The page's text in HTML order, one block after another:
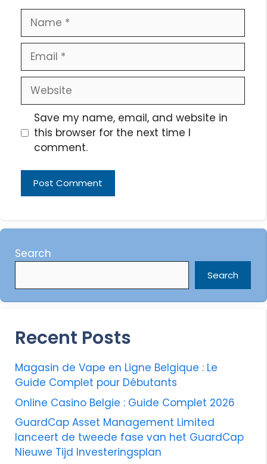
Name
Email
Website
Save my name, email, and website in
this browser for the next time I
comment.
Search
Search
Recent Posts
Magasin de Vape en Ligne Belgique : Le
Guide Complet pour Débutants
Online Casino Belgie : Guide Complet 2026
GuardCap Asset Management Limited
lanceert de tweede fase van het GuardCap
Nieuwe Tijd Investeringsplan